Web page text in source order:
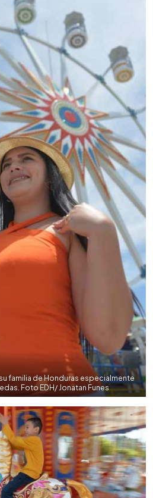
familia de Honduras especialmente
Foto EDH/ Jonatan Funes